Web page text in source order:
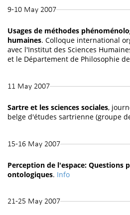
9-10 May 2007
Usages de méthodes
humaines. Colloque international
avec l'Institut des Sciences
et le Département de Philosophie
11 May 2007
Sartre et les sciences sociales,
belge d'études sartrienne (groupe
15-16 May 2007
Perception de l'espace: Questions
ontologiques. Info
21-25 May 2007